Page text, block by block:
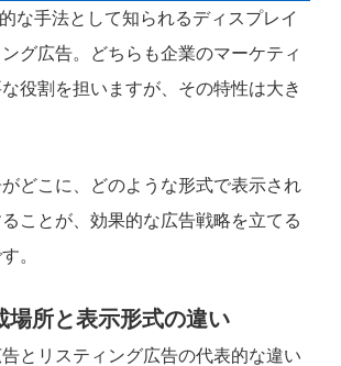
な手法として知られるディスプレイ
グ広告。どちらも企業のマーケティ
役割を担いますが、その特性は大き
どこに、どのような形式で表示され
ことが、効果的な広告戦略を立てる
。
場所と表示形式の違い
とリスティング広告の代表的な違い